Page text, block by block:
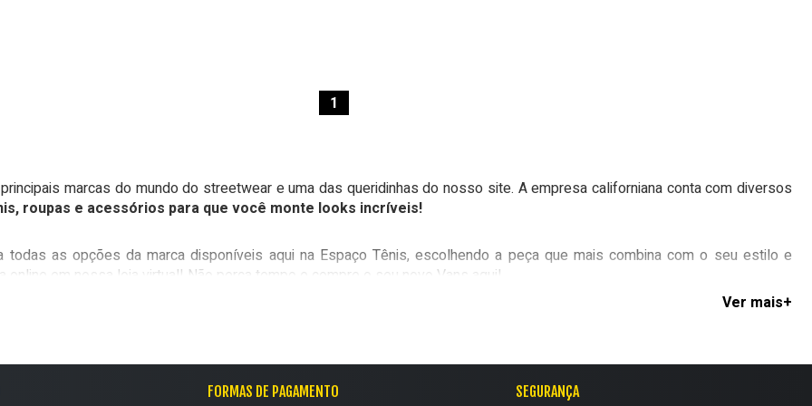
1
marcas do mundo do streetweare uma das queridinhas do nosso site. A empresa californiana conta com diversos
roupas e acessórios para que você monte looks incríveis!
todas as opções da marca disponíveis aqui na Espaço Tênis, escolhendo a peça que mais combina com o seu estilo e
online em nossa loja virtual! Não perca tempo e compre o seu novo Vans aqui!
— compre online em nosso site
FORMAS DE PAGAMENTO SEGURANÇA